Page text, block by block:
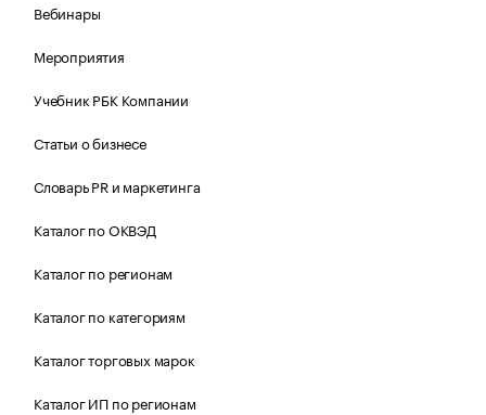
Вебинары
Мероприятия
Учебник РБК Компании
Статьи о бизнесе
Словарь PR и маркетинга
Каталог по ОКВЭД
Каталог по регионам
Каталог по категориям
Каталог торговых марок
Каталог ИП по регионам